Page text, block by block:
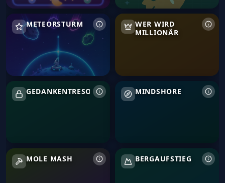
METEORSTURM
Meteorsturm
WER WIRD
MILLIONÄR
Wer wird Millionär
GEDANKENTRESOR
Gedankentresor MINDSHORE
Mindshore
MOLE MASH
Mole Mash BERGAUFSTIEG
Bergaufstieg